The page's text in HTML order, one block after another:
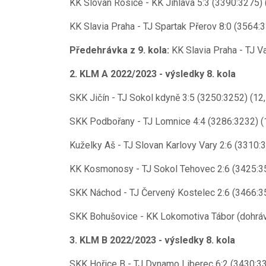
KK Slovan Rosice - KK Jihlava 5:3 (3390:3275)
KK Slavia Praha - TJ Spartak Přerov 8:0
Předehrávka z 9. kola: KK Slavia Praha - TJ
2. KLM A 2022/2023 - výsledky 8. kola
SKK Jičín - TJ Sokol kdyně 3:5 (3250:3252)
SKK Podbořany - TJ Lomnice 4:4 (3286:3232)
Kuželky Aš - TJ Slovan Karlovy Vary 2:6
KK Kosmonosy - TJ Sokol Tehovec 2:6
SKK Náchod - TJ Červený Kostelec 2:6
SKK Bohušovice - KK Lokomotiva Tábor
3. KLM B 2022/2023 - výsledky 8. kola